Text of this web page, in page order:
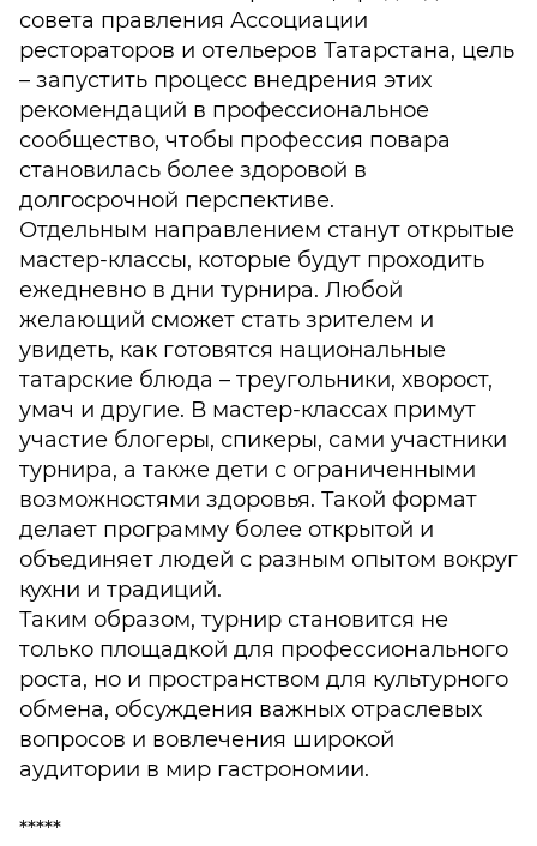
совета правления Ассоциации
рестораторов и отельеров Татарстана, цель
– запустить процесс внедрения этих
рекомендаций в профессиональное
сообщество, чтобы профессия повара
становилась более здоровой в
долгосрочной перспективе.
Отдельным направлением станут открытые
мастер-классы, которые будут проходить
ежедневно в дни турнира. Любой
желающий сможет стать зрителем и
увидеть, как готовятся национальные
татарские блюда – треугольники, хворост,
умач и другие. В мастер-классах примут
участие блогеры, спикеры, сами участники
турнира, а также дети с ограниченными
возможностями здоровья. Такой формат
делает программу более открытой и
объединяет людей с разным опытом вокруг
кухни и традиций.
Таким образом, турнир становится не
только площадкой для профессионального
роста, но и пространством для культурного
обмена, обсуждения важных отраслевых
вопросов и вовлечения широкой
аудитории в мир гастрономии.
*****